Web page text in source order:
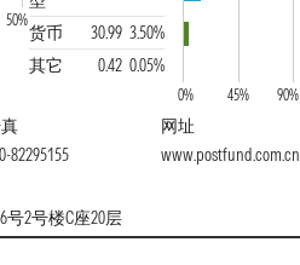
50%
货币
30.99 3.50%
其它
0.42 0.05%
0% 45% 90%
82295155
网址
www.postfund.com.cn
2号楼C座20层